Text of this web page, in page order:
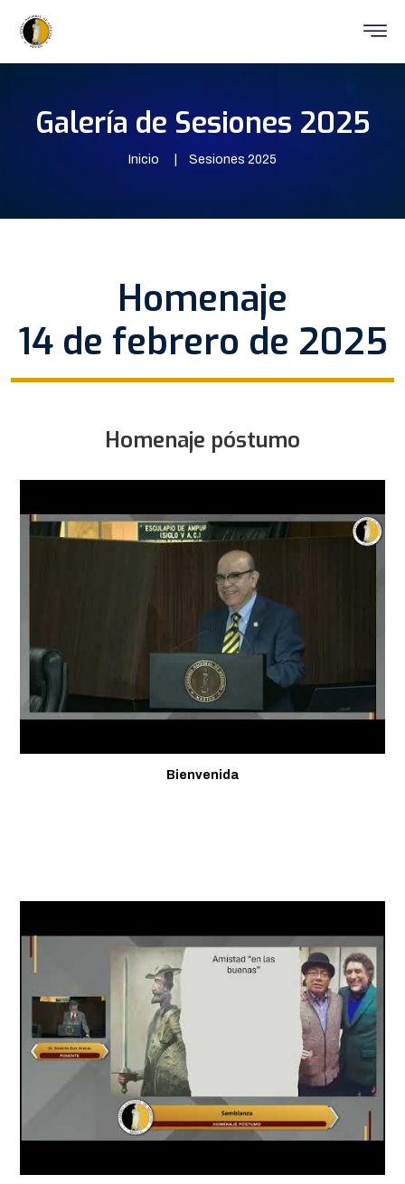
Galería de Sesiones 2025
Inicio Sesiones 2025
Homenaje
14 de febrero de 2025
Homenaje póstumo
Bienvenida